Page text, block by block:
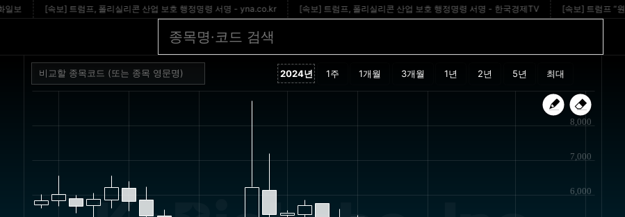
[속보] 트럼프, 폴리실리콘 산업 보호 행정명령 서명 - yna.co.kr [속보] 트럼프, 폴리실리콘 산업 보호 행정명령 서명 - 한국경제TV [속보] 트럼프 “원정
6,000
7,000
8,000